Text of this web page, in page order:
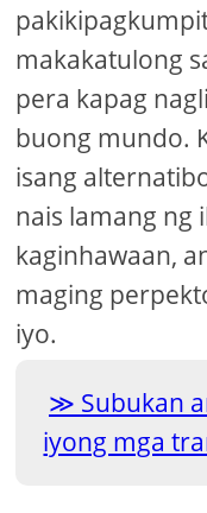
makakatulong
pera kapag
buong mundo.
isang
nais lamang ng
kaginhawaan,
maging
iyo.
Subukan
iyong mga